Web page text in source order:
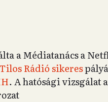
a Médiatanács a
Tilos Rádió sikeres
. A hatósági vizsgálat